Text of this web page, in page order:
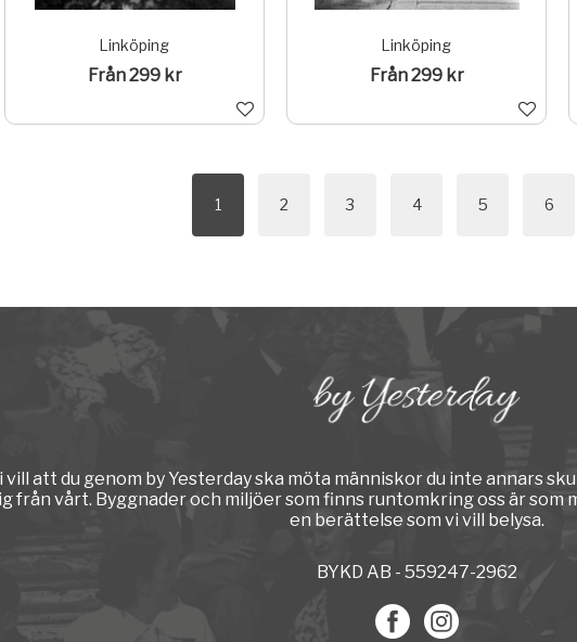
Linköping
Från 299 kr
Linköping
Från 299 kr
1 2 3 4 5 6
vill att du genom by Yesterday ska möta människor du inte annars
från vårt. Byggnader och miljöer som finns runtomkring oss är som
en berättelse som vi vill belysa.
BYKD AB - 559247-2962